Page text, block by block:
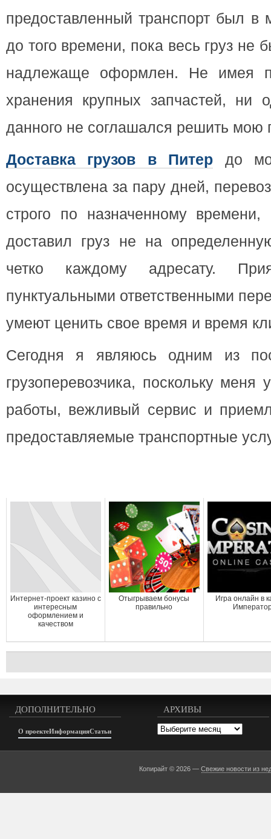
предоставленный транспорт был в
до того времени, пока весь груз не
надлежаще оформлен. Не имея
хранения крупных запчастей, ни
данного не соглашался решить мою
Доставка грузов в Питер до
осуществлена за пару дней,
строго по назначенному времени,
доставил груз не на
четко каждому адресату.
пунктуальными ответственными
умеют ценить свое время и время
Сегодня я являюсь одним из
грузоперевозчика, поскольку меня
работы, вежливый сервис и
предоставляемые транспортные
Интернет-проект казино с
интересным
оформлением и
качеством
Отыгрываем бонусы
правильно
Игра онлайн в
ДОПОЛНИТЕЛЬНО
О проектеИнформацияСтатьи
АРХИВЫ
Архивы
Копирайт © 2026 —Свежие новости из